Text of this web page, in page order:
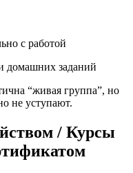
с работой
домашних заданий
“живая группа”, но
не уступают.
/ Курсы